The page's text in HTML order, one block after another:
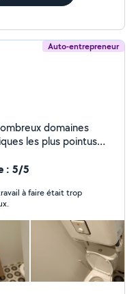
Auto-entrepreneur
domaines
les plus pointus
l'ingénierie
contacter.
: 5/5